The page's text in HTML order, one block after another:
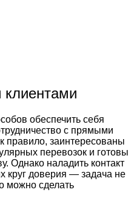
обеспечить себя
с прямыми
правило, заинтересованы
перевозок и готовы
Однако наладить контакт
круг доверия — задача не
можно сделать